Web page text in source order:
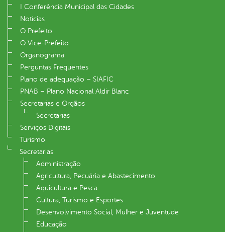
I Conferência Municipal das Cidades
Notícias
O Prefeito
O Vice-Prefeito
Organograma
Perguntas Frequentes
Plano de adequação – SIAFIC
PNAB – Plano Nacional Aldir Blanc
Secretarias e Orgãos
Secretarias
Serviços Digitais
Turismo
Secretarias
Administração
Agricultura, Pecuária e Abastecimento
Aquicultura e Pesca
Cultura, Turismo e Esportes
Desenvolvimento Social, Mulher e Juventude
Educação